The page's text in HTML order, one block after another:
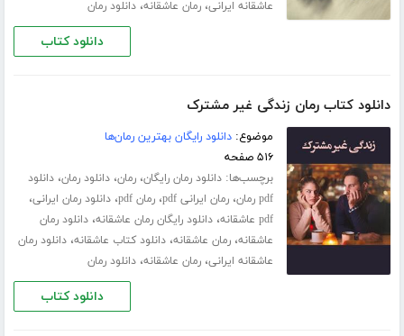
عاشقانه ایرانی،رمان عاشقانه،دانلود رمان
دانلود کتاب
دانلود کتاب رمان زندگی غیر مشترک
موضوع:دانلود رایگان بهترین رمان‌ها
۵۱۶ صفحه
برچسب‌ها:دانلود رمان رایگان،رمان،دانلود رمان،دانلود
pdf رمان
،رمان ایرانی pdf ،رمان pdf ،دانلود رمان ایرانی،
pdf عاشقانه ،دانلود رایگان رمان عاشقانه،دانلود رمان
عاشقانه،رمان عاشقانه،دانلود کتاب عاشقانه،دانلود رمان
عاشقانه ایرانی،رمان عاشقانه،دانلود رمان
دانلود کتاب